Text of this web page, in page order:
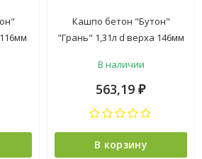
Кашпо бетон "Бутон"
"Грань" 1,31л d верха 146мм
№2 КБ-Б2-217-03*1/9
В наличии
563,19 ₽
В корзину